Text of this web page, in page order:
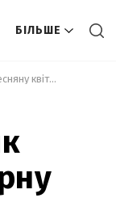
БІЛЬШЕ
Забудьте про "одуванчик": як правильно називати популярну весняну квітку українською